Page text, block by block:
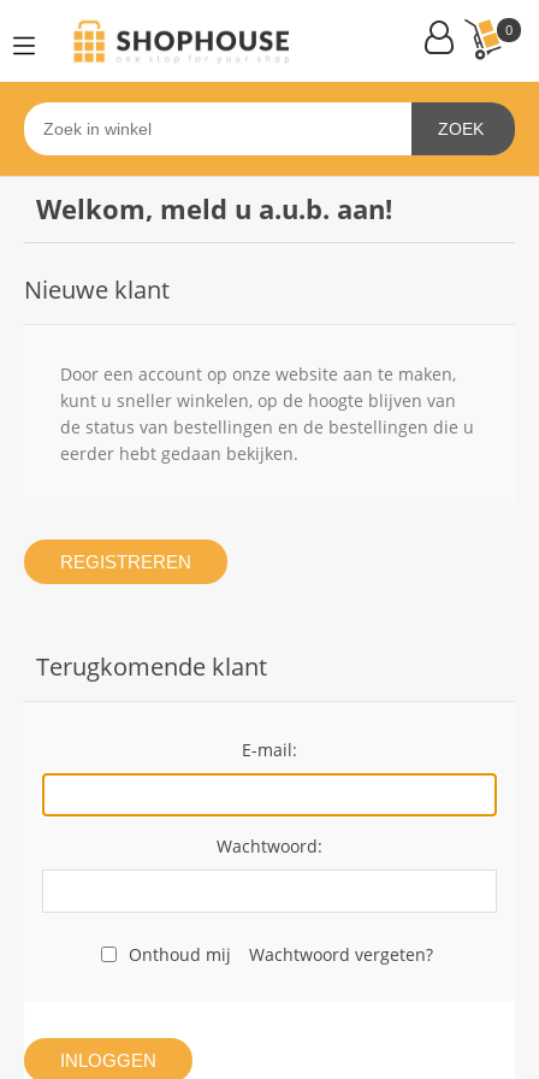
0
ZOEK
Welkom, meld u a.u.b. aan!
Nieuwe klant
Door een account op onze website aan te maken,
kunt u sneller winkelen, op de hoogte blijven van
de status van bestellingen en de bestellingen die u
eerder hebt gedaan bekijken.
REGISTREREN
Terugkomende klant
E-mail:
Wachtwoord:
Onthoud mij Wachtwoord vergeten?
INLOGGEN